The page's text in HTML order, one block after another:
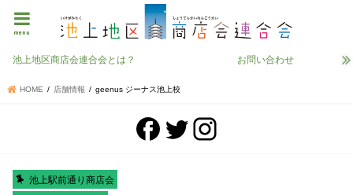
menu
池上地区商店会連合会とは？ お問い合わせ
HOME 店舗情報 geenus ジーナス池上校
池上駅前通り商店会